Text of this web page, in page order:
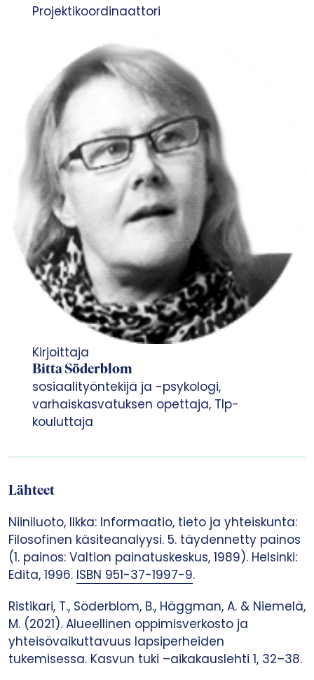
Projektikoordinaattori
Kirjoittaja
Bitta Söderblom
sosiaalityöntekijä ja -psykologi,
varhaiskasvatuksen opettaja, Tlp-
kouluttaja
Lähteet
Niiniluoto, Ilkka: Informaatio, tieto ja yhteiskunta:
Filosofinen käsiteanalyysi. 5. täydennetty painos
(1. painos: Valtion painatuskeskus, 1989). Helsinki:
Edita, 1996. ISBN 951-37-1997-9.
Ristikari, T., Söderblom, B., Häggman, A. & Niemelä,
M. (2021). Alueellinen oppimisverkosto ja
yhteisövaikuttavuus lapsiperheiden
tukemisessa. Kasvun tuki –aikakauslehti 1, 32–38.